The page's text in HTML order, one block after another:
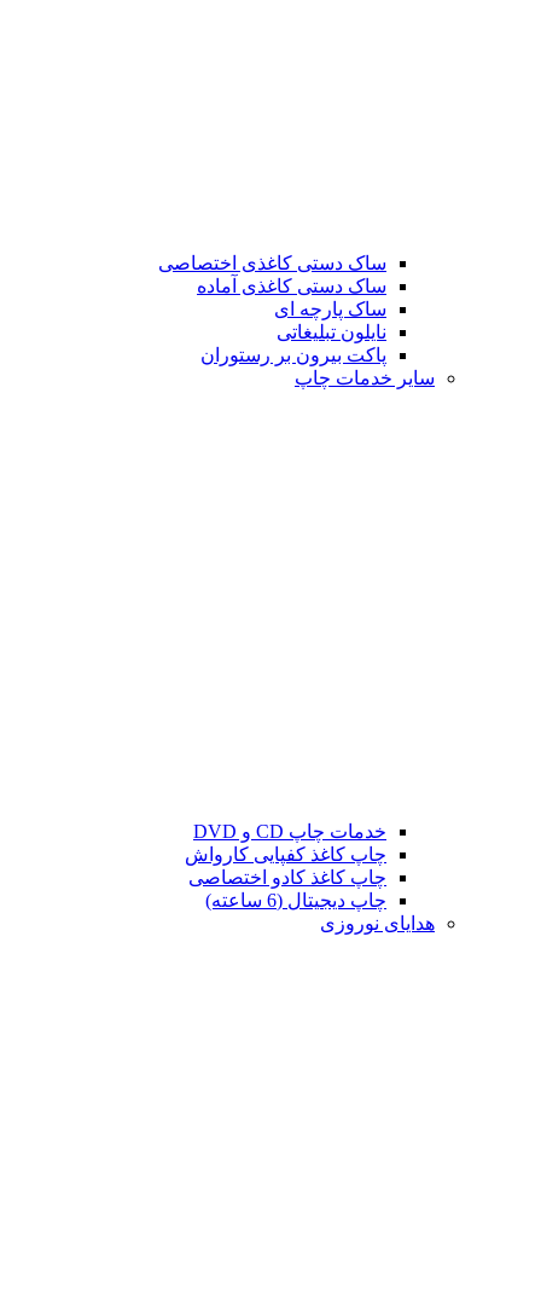
ساک دستی کاغذی اختصاصی
ساک دستی کاغذی آماده
ساک پارچه ای
نایلون تبلیغاتی
پاکت بیرون بر رستوران
سایر خدمات چاپ
خدمات چاپ CD و DVD
چاپ کاغذ کفپایی کارواش
چاپ کاغذ کادو اختصاصی
چاپ دیجیتال (6 ساعته)
هدایای نوروزی